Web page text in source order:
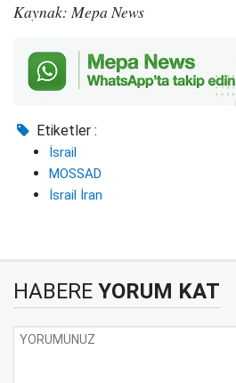
Kaynak: Mepa News
Etiketler :
İsrail
MOSSAD
İsrail İran
HABERE YORUM KAT